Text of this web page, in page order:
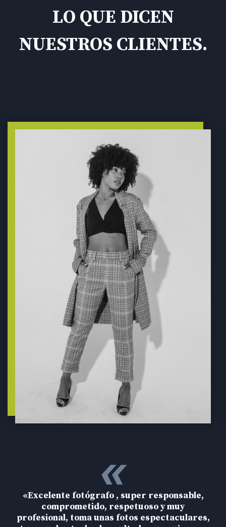
LO QUE DICEN
NUESTROS CLIENTES.
«
«Excelente fotógrafo , super responsable,
comprometido, respetuoso y muy
profesional, toma unas fotos espectaculares,